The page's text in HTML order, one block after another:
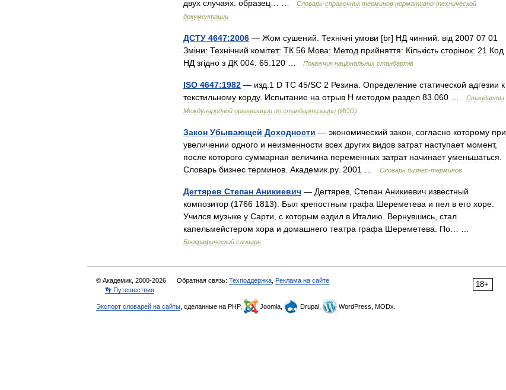
двух случаях: образец Словарь-справочник терминов нормативно-технической
документации
ДСТУ 4647:2006 — Жом сушений Технічні умови [br] НД чинний: від 2007 07 01
Зміни: Технічний комітет: ТК 56 Мова: Метод прийняття: Кількість сторінок: 21 Код
НД згідно з ДК 004: 65 120 Покажчик національних стандартів
ISO 4647:1982 — изд 1 D TC 45/SC 2 Резина Определение статической адгезии к
текстильному корду. Испытание на отрыв Н методом раздел 83 060
Стандарты
Международной организации по стандартизации (ИСО)
Закон Убывающей Доходности — экономический закон согласно которому при
увеличении одного и неизменности всех других видов затрат наступает момент,
после которого суммарная величина переменных затрат начинает уменьшаться
Словарь бизнес терминов Академик ру. 2001 Словарь бизнес-терминов
Дегтярев Степан Аникиевич — Дегтярев Степан Аникиевич известный
композитор (1766 1813). Был крепостным графа Шереметева и пел в его хоре
Учился музыке у Сарти с которым ездил в Италию Вернувшись стал
капельмейстером хора и домашнего театра графа Шереметева По
Биографический словарь
18+
© Академик, 2000-2026 Обратная связь: Техподдержка Реклама на сайте
👣 Путешествия
Экспорт словарей на сайты , сделанные на PHP, Joomla, Drupal, WordPress, MODx.